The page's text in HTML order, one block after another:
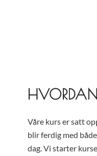
HVORDAN
Våre kurs er satt
blir ferdig med
dag. Vi starter